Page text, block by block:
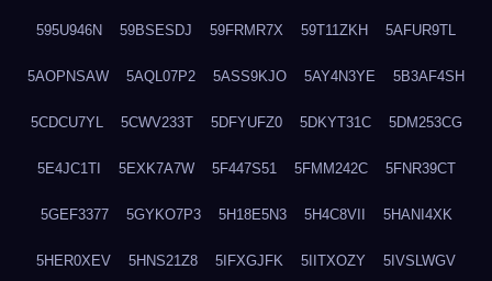
595U946N 59BSESDJ 59FRMR7X 59T11ZKH 5AFUR9TL
5AOPNSAW 5AQL07P2 5ASS9KJO 5AY4N3YE 5B3AF4SH
5CDCU7YL 5CWV233T 5DFYUFZ0 5DKYT31C 5DM253CG
5E4JC1TI 5EXK7A7W 5F447S51 5FMM242C 5FNR39CT
5GEF3377 5GYKO7P3 5H18E5N3 5H4C8VII 5HANI4XK
5HER0XEV 5HNS21Z8 5IFXGJFK 5IITXOZY 5IVSLWGV